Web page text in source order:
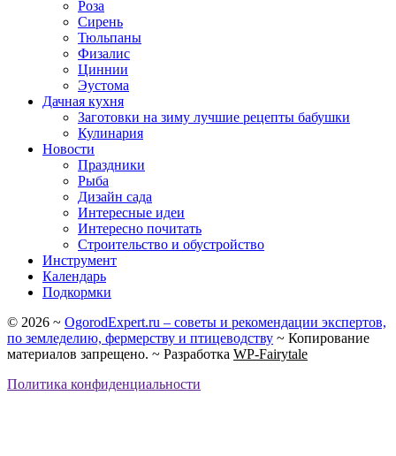
Роза
Сирень
Тюльпаны
Физалис
Циннии
Эустома
Дачная кухня
Заготовки на зиму лучшие рецепты бабушки
Кулинария
Новости
Праздники
Рыба
Дизайн сада
Интересные идеи
Интересно почитать
Строительство и обустройство
Инструмент
Календарь
Подкормки
© 2026 ~ OgorodExpert.ru – cоветы и рекомендации экспертов,
по земледелию, фермерству и птицеводству ~ Копирование
материалов запрещено. ~ Разработка WP-Fairytale
Политика конфиденциальности